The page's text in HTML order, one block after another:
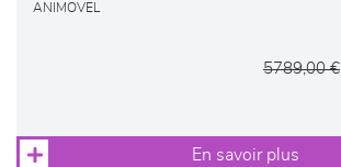
ANIMOVEL
5789,00 €
En savoir plus